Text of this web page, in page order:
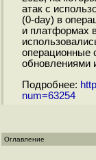
атак с
(0-day) в
и платформах
операционные
обновлениями
Подробнее:
num=63254
Оглавление